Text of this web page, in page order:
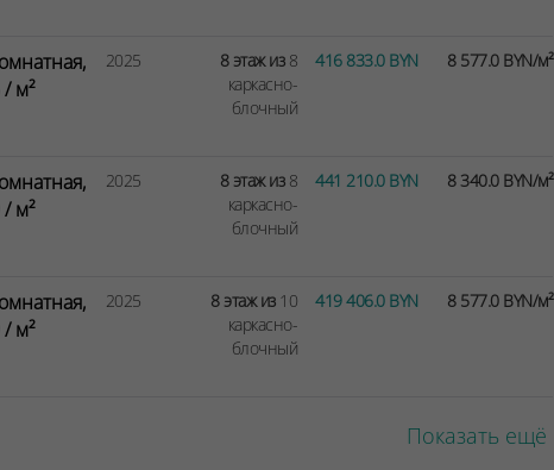
м²
2025 8 этаж из8
каркасно-
блочный
416 833.0 BYN 8 577.0 BYN/м²
м²
2025 8 этаж из8
каркасно-
блочный
441 210.0 BYN 8 340.0 BYN/м²
м²
2025 8 этаж из10
каркасно-
блочный
419 406.0 BYN 8 577.0 BYN/м²
Показать ещё